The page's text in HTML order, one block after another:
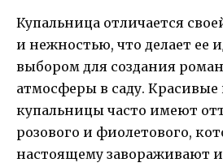
Купальница отличается
и нежностью, что делает ее
выбором для создания
атмосферы в саду. Красивые
купальницы часто имеют
розового и фиолетового,
настоящему завораживают